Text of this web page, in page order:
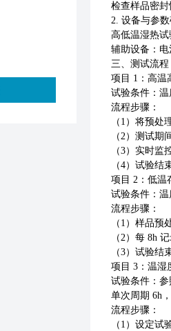
检查样品密
2. 设备与参
高低温湿热
辅助设备：
三、测试流程
项目 1：高温
试验条件：温
流程步骤：
（ 1）将预处
（2）测试期
（3）实时监
（4）试验结
项目 2：低温
试验条件：温
流程步骤：
（ 1）样品预
（2）每 8h
（3）试验结
项目 3：温湿
试验条件：参
单次周期 6h
流程步骤：
（ 1）设定试